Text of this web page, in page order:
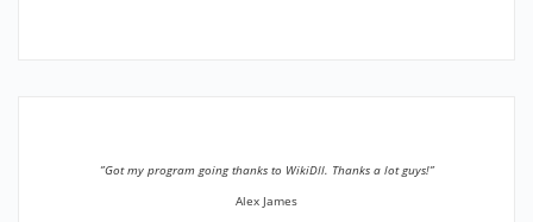
”Got my program going thanks to WikiDll. Thanks a lot guys!”
Alex James